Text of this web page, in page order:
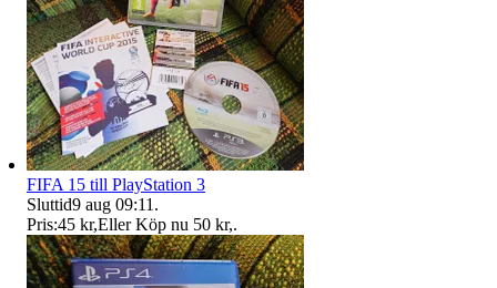
FIFA 15 till PlayStation 3
Sluttid9 aug 09:11 .
Pris:45 kr,Eller Köp nu 50 kr,.